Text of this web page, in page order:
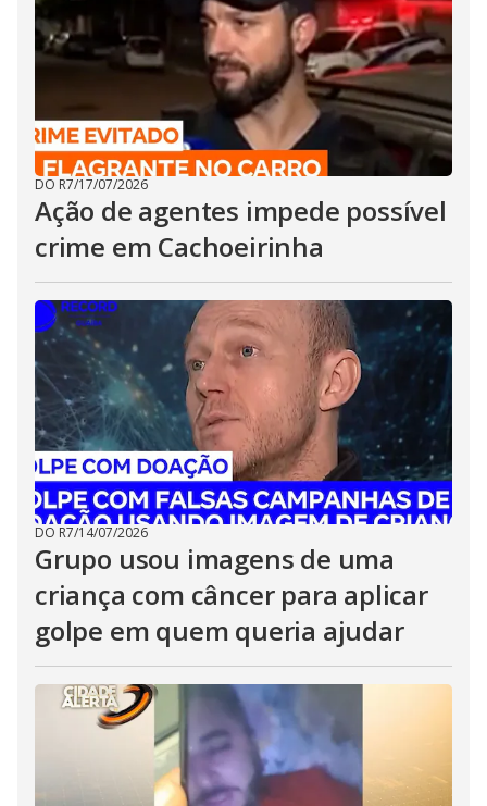
DO R7/17/07/2026
Ação de agentes impede possível
crime em Cachoeirinha
DO R7/14/07/2026
Grupo usou imagens de uma
criança com câncer para aplicar
golpe em quem queria ajudar